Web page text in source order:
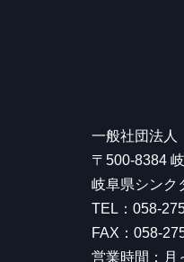
一般社団法
〒500-8384
岐阜県シンク
TEL：058-
FAX：058-
営業時間：月